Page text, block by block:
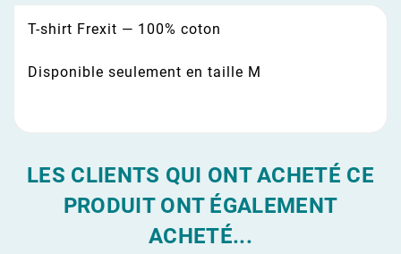
T-shirt Frexit — 100% coton
Disponible seulement en taille M
LES CLIENTS QUI ONT ACHETÉ CE
PRODUIT ONT ÉGALEMENT
ACHETÉ...